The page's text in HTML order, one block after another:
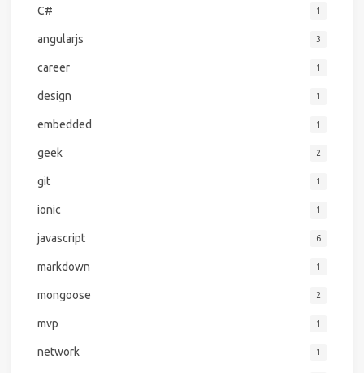
C# 1
angularjs 3
career 1
design 1
embedded 1
geek 2
git 1
ionic 1
javascript 6
markdown 1
mongoose 2
mvp 1
network 1